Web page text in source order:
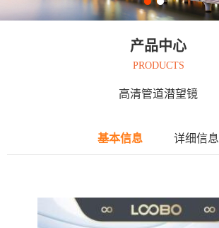
产品中心
PRODUCTS
高清管道潜望镜
基本信息 详细信息